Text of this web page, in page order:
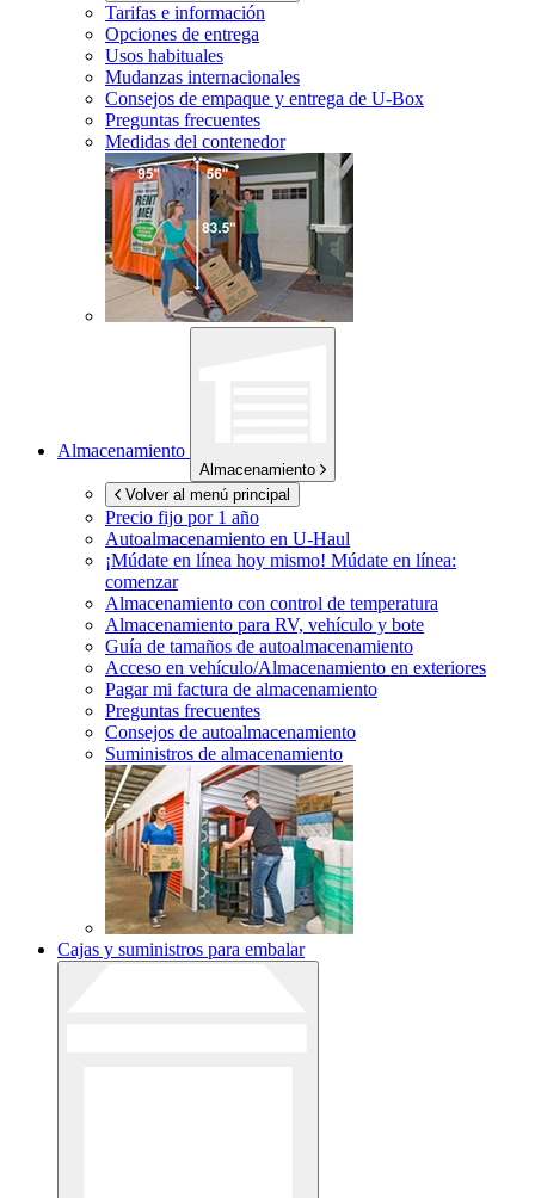
Tarifas e información
Opciones de entrega
Usos habituales
Mudanzas internacionales
Consejos de empaque y entrega de U-Box
Preguntas frecuentes
Medidas del contenedor
Almacenamiento
Almacenamiento
Volver al menú principal
Precio fijo por 1 año
Autoalmacenamiento en U-Haul
¡Múdate en línea hoy mismo! Múdate en línea:
comenzar
Almacenamiento con control de temperatura
Almacenamiento para RV, vehículo y bote
Guía de tamaños de autoalmacenamiento
Acceso en vehículo/Almacenamiento en exteriores
Pagar mi factura de almacenamiento
Preguntas frecuentes
Consejos de autoalmacenamiento
Suministros de almacenamiento
Cajas y suministros para embalar